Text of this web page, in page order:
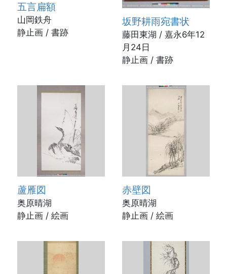
五言扁額
山岡鉄舟
静止画 / 書跡
坂野耕雨宛書状
藤田東湖 / 嘉永6年12
月24日
静止画 / 書跡
蘆雁図
奥原晴湖
静止画 / 絵画
赤壁図
奥原晴湖
静止画 / 絵画